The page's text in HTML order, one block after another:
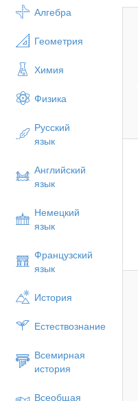
Алгебра
Геометрия
Химия
Физика
Русский
язык
Английский
язык
Немецкий
язык
Французский
язык
История
Естествознание
Всемирная
история
Всеобщая